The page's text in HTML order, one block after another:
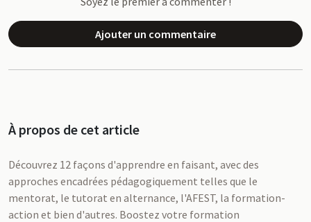
Ajouter un commentaire
À propos de cet article
Découvrez 12 façons d'apprendre en faisant, avec des
approches encadrées pédagogiquement telles que le
mentorat, le tutorat en alternance, l'AFEST, la formation-
action et bien d'autres. Boostez votre formation